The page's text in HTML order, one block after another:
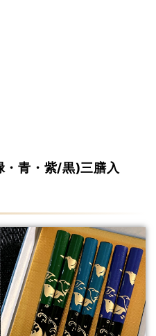
青・紫/黒)三膳入